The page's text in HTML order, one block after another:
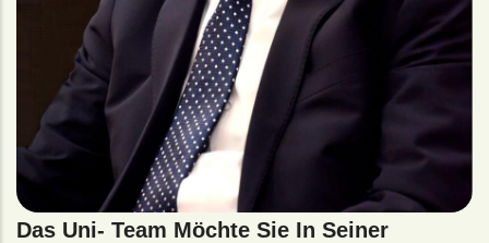
Das Uni- Team Möchte Sie In Seiner